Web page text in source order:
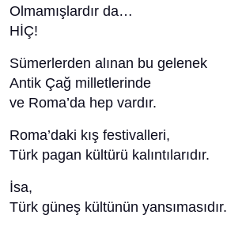
Olmamışlardır da…
HİÇ!
Sümerlerden alınan bu gelenek
Antik Çağ milletlerinde
ve Roma’da hep vardır.
Roma’daki kış festivalleri,
Türk pagan kültürü kalıntılarıdır.
İsa,
Türk güneş kültünün yansımasıdır.